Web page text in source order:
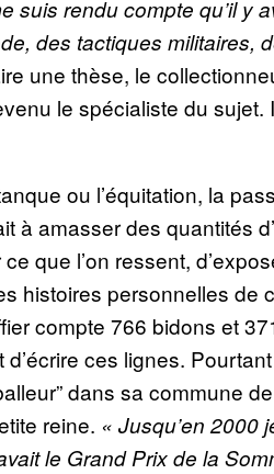
suis rendu compte qu’il y
des tactiques militaires,
une thèse, le
le spécialiste du
ou l’équitation, la
à amasser des quantités
que l’on ressent,
histoires personnelles de
compte 766 bidons et
ces lignes.
dans sa commune
reine. « Jusqu’en 2000
le Grand Prix de la